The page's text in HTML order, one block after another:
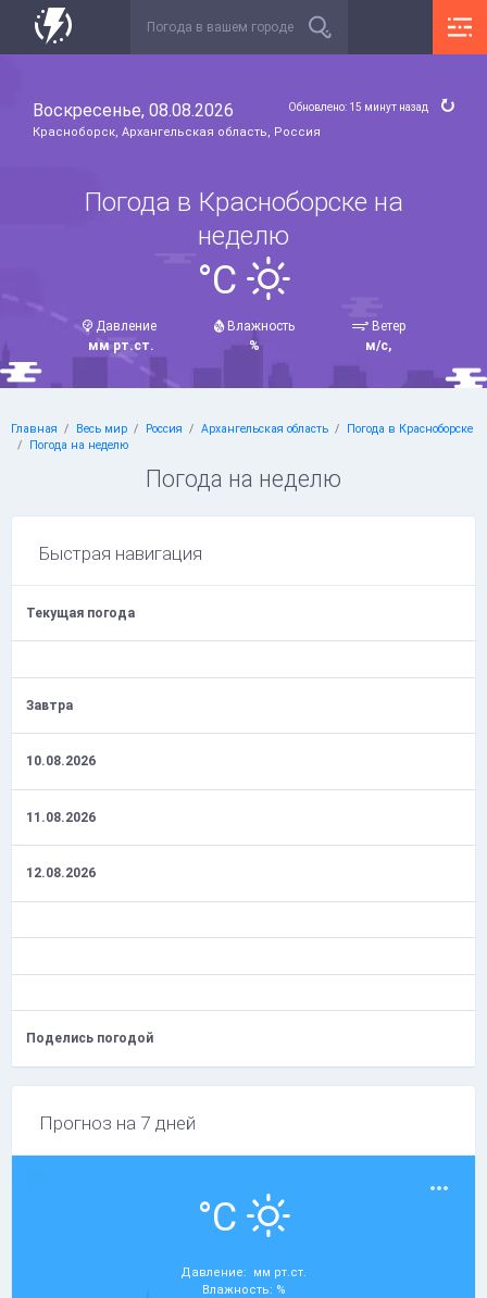
Воскресенье, 08.08.2026
Красноборск, Архангельская область, Россия
Обновлено: 15 минут назад
Погода в Красноборске на
неделю
°C
Давление
мм рт.ст.
Влажность
%
Ветер
м/с,
Главная Весь мир Россия Архангельская область
Погода в Красноборске
Погода на неделю
Погода на неделю
Быстрая навигация
Текущая погода
Завтра
10.08.2026
11.08.2026
12.08.2026
Поделись погодой
Прогноз на 7 дней
°C
Давление: мм рт.ст.
Влажность: %